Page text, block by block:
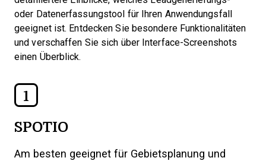
oder Datenerfassungstool für Ihren Anwendungsfall
geeignet ist. Entdecken Sie besondere Funktionalitäten
und verschaffen Sie sich über Interface-Screenshots
einen Überblick.
1
SPOTIO
Am besten geeignet für Gebietsplanung und